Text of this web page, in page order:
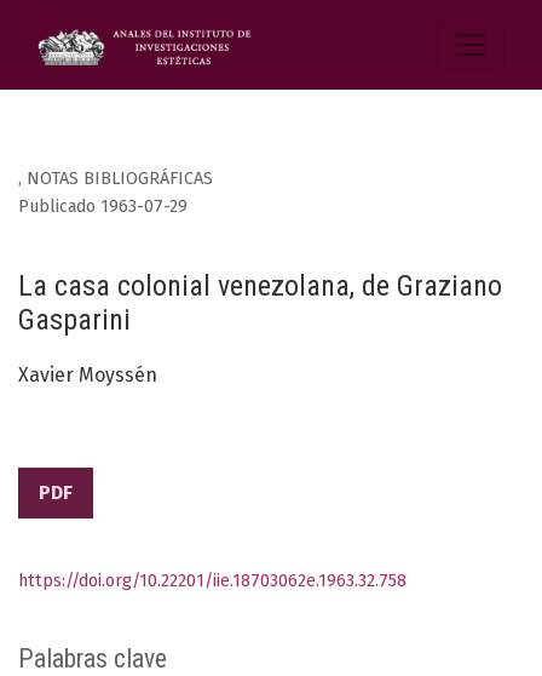
, NOTAS BIBLIOGRÁFICAS
La casa colonial venezolana, de Graziano
Gasparini
Publicado 1963-07-29
Xavier Moyssén
PDF
Palabras clave
https://doi.org/10.22201/iie.18703062e.1963.32.758